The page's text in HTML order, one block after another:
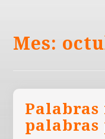
Mes:
palabras